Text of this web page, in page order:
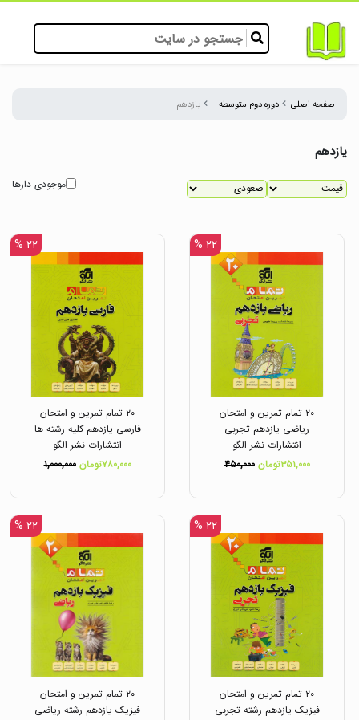
صفحه اصلی دوره دوم متوسطه یازدهم
یازدهم
موجودی دارها
۲۲ %
۲۰ تمام تمرین و امتحان
ریاضی یازدهم تجربی
انتشارات نشر الگو
۳۵۱,۰۰۰تومان
۴۵۰,۰۰۰
۲۲ %
۲۰ تمام تمرین و امتحان
فارسی یازدهم کلیه رشته ها
انتشارات نشر الگو
۷۸۰,۰۰۰تومان
۱,۰۰۰,۰۰۰
۲۲ %
۲۰ تمام تمرین و امتحان
فیزیک یازدهم رشته تجربی
۲۲ %
۲۰ تمام تمرین و امتحان
فیزیک یازدهم رشته ریاضی